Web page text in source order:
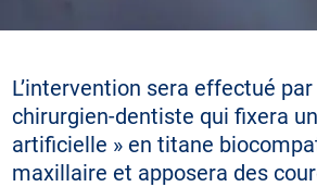
L’intervention sera effectué
chirurgien-dentiste qui fixera
artificielle » en titane
maxillaire et apposera des